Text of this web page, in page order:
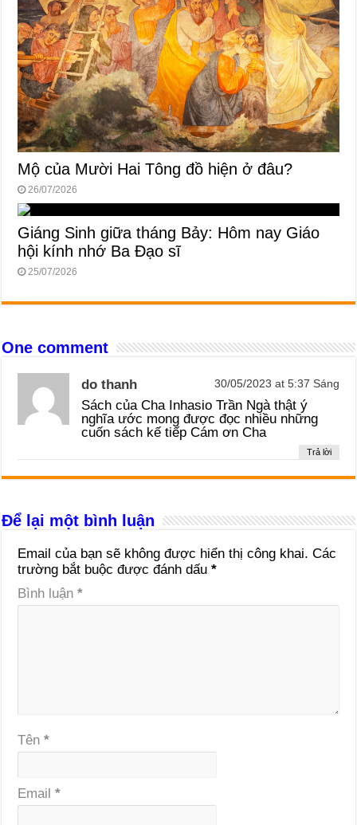
Mộ của Mười Hai Tông đồ hiện ở đâu?
26/07/2026
Giáng Sinh giữa tháng Bảy: Hôm nay Giáo
hội kính nhớ Ba Đạo sĩ
25/07/2026
One comment
do thanh 30/05/2023 at 5:37 Sáng
Sách của Cha Inhasio Trần Ngà thật ý
nghĩa ước mong được đọc nhiều những
cuốn sách kế tiếp Cám ơn Cha
Trả lời
Để lại một bình luận
Email của bạn sẽ không được hiển thị công khai. Các
trường bắt buộc được đánh dấu*
Bình luận*
Tên*
Email*